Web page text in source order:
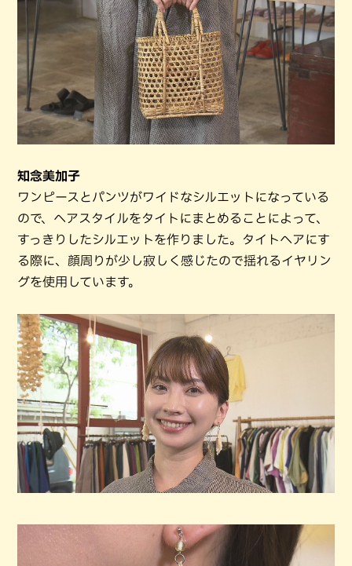
知念美加子
ワンピースとパンツがワイドなシルエットになっている
ので、ヘアスタイルをタイトにまとめることによって、
すっきりしたシルエットを作りました。タイトヘアにす
る際に、顔周りが少し寂しく感じたので揺れるイヤリン
グを使用しています。